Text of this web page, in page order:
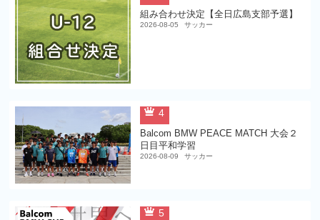
組み合わせ決定【全日広島支部予選】
2026-08-05 サッカー
4
Balcom BMW PEACE MATCH 大会２
日目平和学習
2026-08-09 サッカー
5